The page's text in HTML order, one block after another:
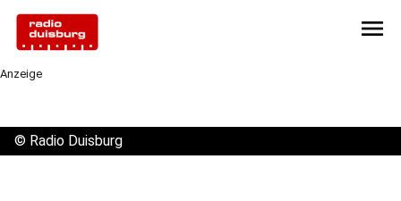
menu
Anzeige
© Radio Duisburg